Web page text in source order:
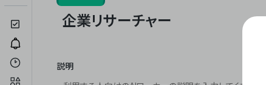
説明